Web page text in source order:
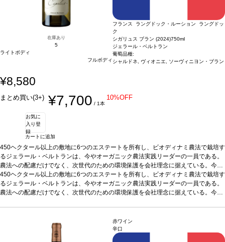
在庫あり
5
ライトボディ
フルボディ
フランス ラングドック・ルーション ラングドッ
ク
シガリュス ブラン (2024)750ml
ジェラール・ベルトラン
葡萄品種:
シャルドネ, ヴィオニエ, ソーヴィニヨン・ブラン
¥8,580
まとめ買い(3+) ¥7,700 / 1本
10%OFF
お気に
入り登
録
カートに追加
450ヘクタール以上の敷地に6つのエステートを所有し、ビオディナミ農法で栽培す
るジェラール・ベルトランは、今やオーガニック農法実践リーダーの一員である。
農法への配慮だけでなく、次世代のための環境保護を会社理念に据えている。今で
は、シガリュスはその土地のビオディナミ農法ワインの基準となっている。その地
方の地中海の影響がエステートの名に反映されている。テイスティングノート熟
したグレープフルーツ、桃、ハチミツ、ドライフルーツなどの凝縮して複雑なブー
アペリティフとして、またホタテのフライ、ソース添
えた魚料理などと好相性
シャルドネ、ヴィオニエ、ソーヴィニヨン・ブ
デメテール、EUオーガニック
*本ヴィンテージが在庫切れの場合、在庫
450ヘクタール以上の敷地に6つのエステートを所有し、ビオディナミ農法で栽培す
るジェラール・ベルトランは、今やオーガニック農法実践リーダーの一員である。
農法への配慮だけでなく、次世代のための環境保護を会社理念に据えている。今で
したグレープフルーツ、桃、ハチミツ、ドライフルーツなどの凝縮して複雑なブー
ケを示し、トーストの含みを伴う。濃厚で滑らかな味わいが広がり、熟成したバニ
ラ、トースト、バター、トロピカルフルーツをたっぷりと感じ、見事な余韻のフィ
赤ワイン
辛口